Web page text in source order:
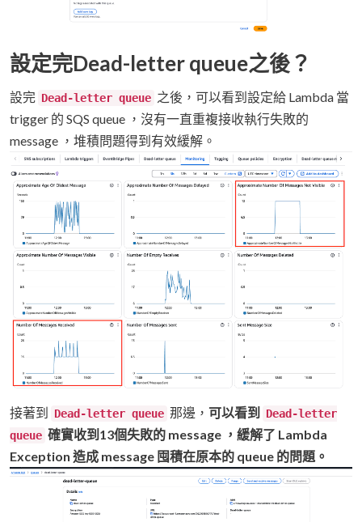
設定完Dead-letter queue之後？
設完 Dead-letter queue 之後，可以看到設定給 Lambda 當
trigger 的 SQS queue ，沒有一直重複接收執行失敗的
message ，堆積問題得到有效緩解。
接著到 Dead-letter queue 那邊， 可以看到
Dead-letter
queue 確實收到13個失敗的 message ，緩解了 Lambda
Exception 造成 message 囤積在原本的 queue 的問題。